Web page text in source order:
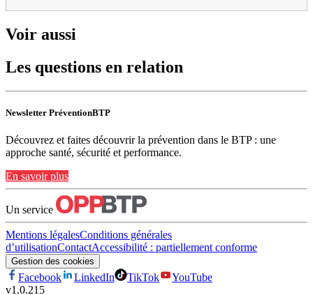
Voir aussi
Les questions en relation
Newsletter PréventionBTP
Découvrez et faites découvrir la prévention dans le BTP : une
approche santé, sécurité et performance.
En savoir plus
Un service
Mentions légalesConditions générales
d’utilisationContactAccessibilité : partiellement conforme
Gestion des cookies
Facebook LinkedIn TikTok
YouTube
v1.0.215